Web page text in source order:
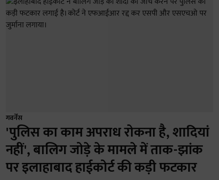
गवर्नेंस
'पुलिस का काम अपराध रोकना है, शादियां
नहीं', बालिग जोड़े के मामले में ताक-झांक
पर इलाहाबाद हाईकोर्ट की कड़ी फटकार